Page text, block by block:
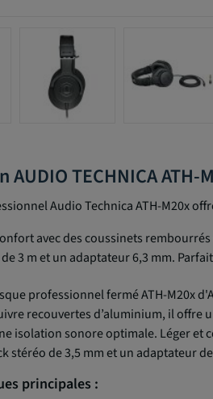
TECHNICA ATH-
Audio Technica ATH-M20x
avec des coussinets
3 m et un adaptateur 6,3 mm.
professionnel fermé ATH-M20x
recouvertes d’aluminium, il
isolation sonore optimale. Léger et
stéréo de 3,5 mm et un adaptateur
principales :